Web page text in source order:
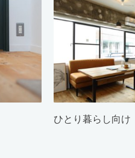
ひとり暮らし向け